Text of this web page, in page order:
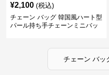
¥2,100 (税込)
チェーン バッグ 韓国風ハート型
パール持ち手チェーンミニバッ
チェーン バッ